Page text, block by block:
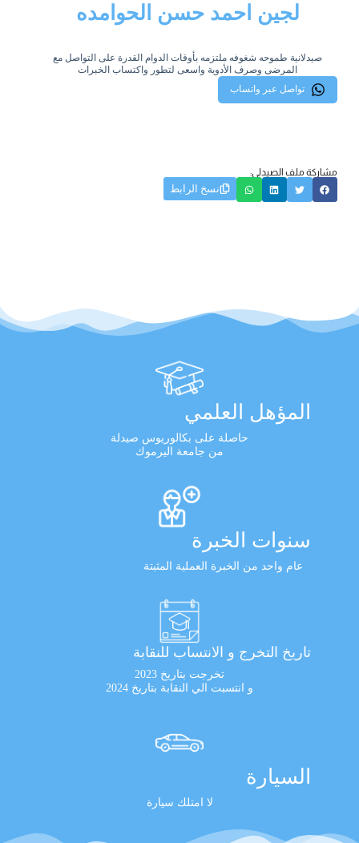
لجين احمد حسن الحوامده
صيدلانية طموحه شغوفه ملتزمه بأوقات الدوام القدرة على التواصل مع
المرضى وصرف الأدوية واسعى لتطور واكتساب الخبرات
تواصل عبر واتساب
مشاركة ملف الصيدلي:
نسخ الرابط
المؤهل العلمي
حاصلة على بكالوريوس صيدلة
من جامعة اليرموك
سنوات الخبرة
عام واحد من الخبرة العملية المثبتة
تاريخ التخرج و الانتساب للنقابة
تخرجت بتاريخ 2023
و انتسبت الي النقابة بتاريخ 2024
السيارة
لا امتلك سيارة